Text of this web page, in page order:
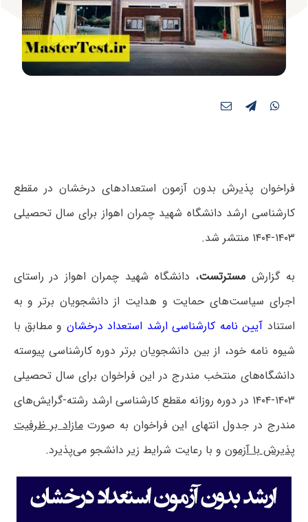
فراخوان پذیرش بدون آزمون استعدادهای درخشان در مقطع
کارشناسی ارشد دانشگاه شهید چمران اهواز برای سال تحصیلی
۱۴۰۳-۱۴۰۴ منتشر شد.
به گزارش مسترتست، دانشگاه شهید چمران اهواز در راستای
اجرای سیاست‌های حمایت و هدایت از دانشجویان برتر و به
استناد آیین نامه کارشناسی ارشد استعداد درخشان و مطابق با
شیوه نامه خود، از بین دانشجویان برتر دوره کارشناسی پیوسته
دانشگاه‌های منتخب مندرج در این فراخوان برای سال تحصیلی
۱۴۰۳-۱۴۰۴ در دوره روزانه مقطع کارشناسی ارشد رشته-گرایش‌های
مندرج در جدول انتهای این فراخوان به صورتمازاد بر ظرفیت
پذیرش با آزمون و با رعایت شرایط زیر دانشجو می‌پذیرد.